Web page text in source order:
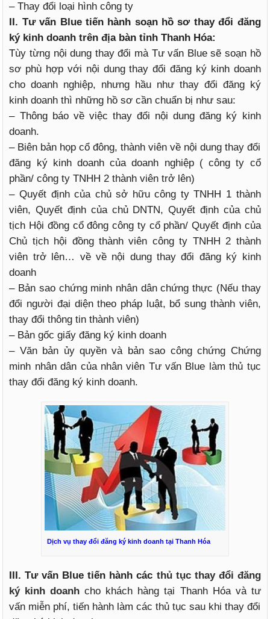
– Thay đổi loại hình công ty
II. Tư vấn Blue tiến hành soạn hồ sơ thay đổi đăng
ký kinh doanh trên địa bàn tỉnh Thanh Hóa:
Tùy từng nội dung thay đổi mà Tư vấn Blue sẽ soạn hồ
sơ phù hợp với nội dung thay đổi đăng ký kinh doanh
cho doanh nghiệp, nhưng hầu như thay đổi đăng ký
kinh doanh thì những hồ sơ cần chuẩn bị như sau:
– Thông báo về việc thay đổi nội dung đăng ký kinh
doanh.
– Biên bản họp cổ đông, thành viên về nội dung thay đổi
đăng ký kinh doanh của doanh nghiệp ( công ty cổ
phần/ công ty TNHH 2 thành viên trở lên)
– Quyết định của chủ sở hữu công ty TNHH 1 thành
viên, Quyết định của chủ DNTN, Quyết định của chủ
tịch Hội đồng cổ đông công ty cổ phần/ Quyết định của
Chủ tịch hội đồng thành viên công ty TNHH 2 thành
viên trở lên… về về nội dung thay đổi đăng ký kinh
doanh
– Bản sao chứng minh nhân dân chứng thực (Nếu thay
đổi người đại diện theo pháp luật, bổ sung thành viên,
thay đổi thông tin thành viên)
– Bản gốc giấy đăng ký kinh doanh
– Văn bản ủy quyền và bản sao công chứng Chứng
minh nhân dân của nhân viên Tư vấn Blue làm thủ tục
thay đổi đăng ký kinh doanh.
Dịch vụ thay đổi đăng ký kinh doanh tại Thanh Hóa
III. Tư vấn Blue tiến hành các thủ tục thay đổi đăng
ký kinh doanh cho khách hàng tại Thanh Hóa và tư
vấn miễn phí, tiến hành làm các thủ tục sau khi thay đổi